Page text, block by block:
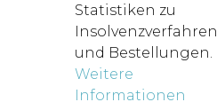
Statistiken zu
Insolvenzverfahren
und Bestellungen.
Weitere
Informationen